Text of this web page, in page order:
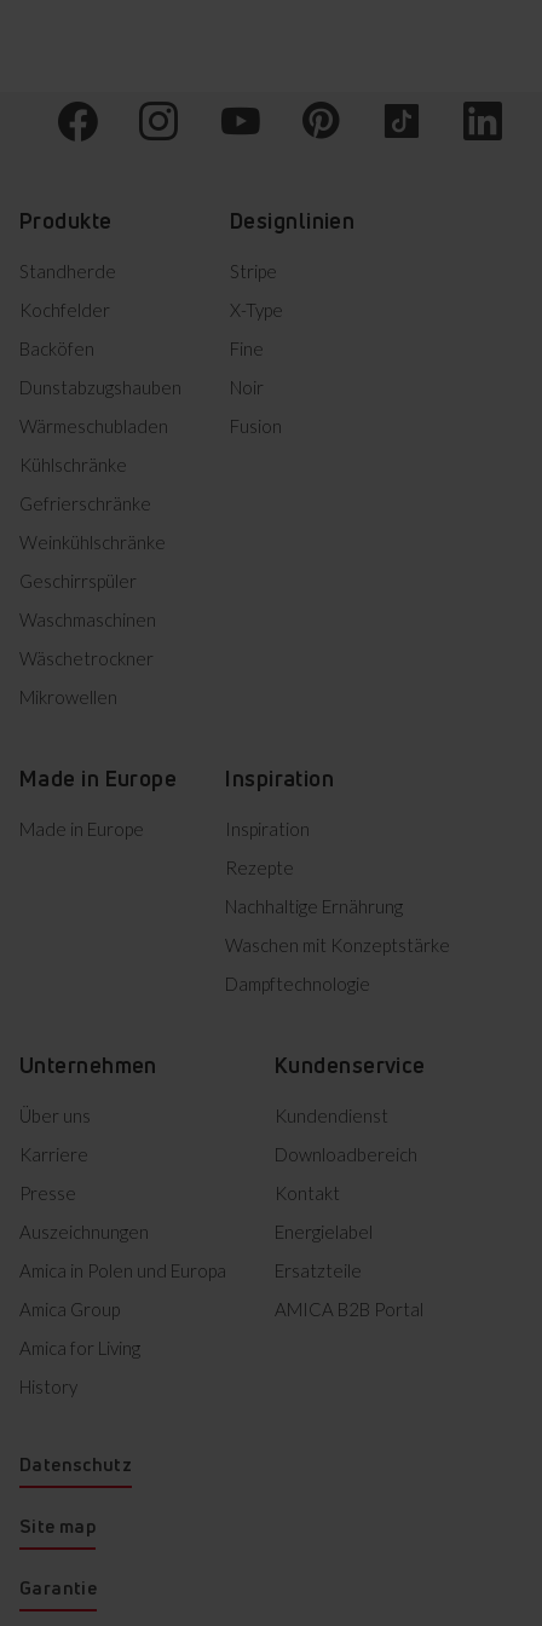
Produkte
Standherde
Kochfelder
Backöfen
Dunstabzugshauben
Wärmeschubladen
Kühlschränke
Gefrierschränke
Weinkühlschränke
Geschirrspüler
Waschmaschinen
Wäschetrockner
Mikrowellen
Designlinien
Stripe
X-Type
Fine
Noir
Fusion
Made in Europe
Made in Europe
Inspiration
Inspiration
Rezepte
Nachhaltige Ernährung
Waschen mit Konzeptstärke
Dampftechnologie
Unternehmen
Über uns
Karriere
Presse
Auszeichnungen
Amica in Polen und Europa
Amica Group
Amica for Living
History
Kundenservice
Kundendienst
Downloadbereich
Kontakt
Energielabel
Ersatzteile
AMICA B2B Portal
Datenschutz
Site map
Garantie